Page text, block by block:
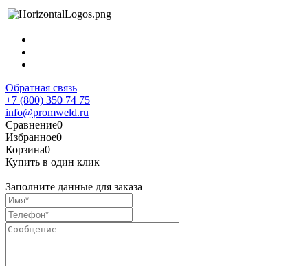
Обратная связь
+7 (800) 350 74 75
info@promweld.ru
Сравнение0
Избранное0
Корзина0
Купить в один клик
Заполните данные для заказа